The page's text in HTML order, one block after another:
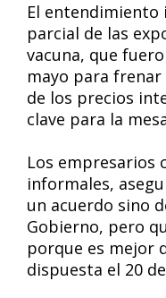
El
parcial de las
vacuna, que
mayo para
de los precios
clave para la
Los empresarios
informales,
un acuerdo sino
Gobierno, pero
porque es mejor
dispuesta el 20